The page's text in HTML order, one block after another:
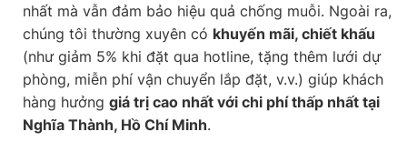
nhất mà vẫn đảm bảo hiệu quả chống muỗi. Ngoài ra,
chúng tôi thường xuyên có khuyến mãi, chiết khấu
(như giảm 5% khi đặt qua hotline, tặng thêm lưới dự
phòng, miễn phí vận chuyển lắp đặt, v.v.) giúp khách
hàng hưởng giá trị cao nhất với chi phí thấp nhất tại
Nghĩa Thành, Hồ Chí Minh.